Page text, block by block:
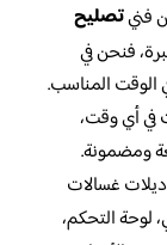
فنيتصليح
فنحن في
الوقت المناسب.
في أي وقت،
ومضمونة.
غسالات
لوحة التحكم،